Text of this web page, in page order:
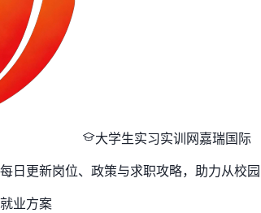
大学生实习实训网嘉瑞国际
日更新岗位、政策与求职攻略，助力从校园
业方案